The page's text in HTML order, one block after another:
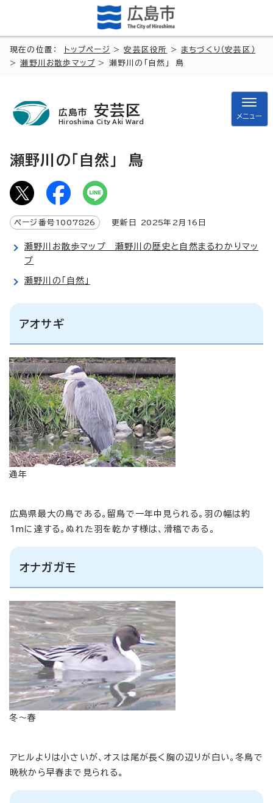
現在の位置： トップページ >安芸区役所 > まちづくり（安芸区）
>瀬野川お散歩マップ > 瀬野川の「自然」 鳥
広島市 安芸区
Hiroshima City Aki Ward
メニュー
瀬野川の「自然」 鳥
ページ番号 1007826 更新日 2025年2月 16 日
瀬野川お散歩マップ 瀬野川の歴史と自然まるわかりマッ
プ
瀬野川の「自然」
アオサギ
通年
広島県最大の鳥である。留鳥で一年中見られる。羽の幅は約
1mに達する。ぬれた羽を乾かす様は、滑稽である。
オナガガモ
冬～春
アヒルよりは小さいが、オスは尾が長く胸の辺りが白い。冬鳥で
晩秋から早春まで見られる。